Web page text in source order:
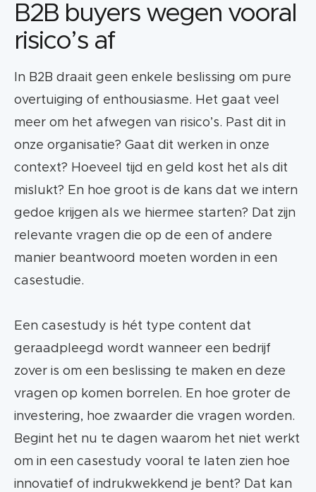
B2B buyers wegen vooral
risico’s af
In B2B draait geen enkele beslissing om pure
overtuiging of enthousiasme. Het gaat veel
meer om het afwegen van risico’s. Past dit in
onze organisatie? Gaat dit werken in onze
context? Hoeveel tijd en geld kost het als dit
mislukt? En hoe groot is de kans dat we intern
gedoe krijgen als we hiermee starten? Dat zijn
relevante vragen die op de een of andere
manier beantwoord moeten worden in een
casestudie.
Een casestudy is hét type content dat
geraadpleegd wordt wanneer een bedrijf
zover is om een beslissing te maken en deze
vragen op komen borrelen. En hoe groter de
investering, hoe zwaarder die vragen worden.
Begint het nu te dagen waarom het niet werkt
om in een casestudy vooral te laten zien hoe
innovatief of indrukwekkend je bent? Dat kan